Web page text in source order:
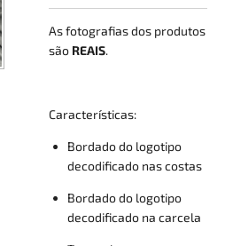
As fotografias dos produtos
são REAIS.
Características:
Bordado do logotipo
decodificado nas costas
Bordado do logotipo
decodificado na carcela